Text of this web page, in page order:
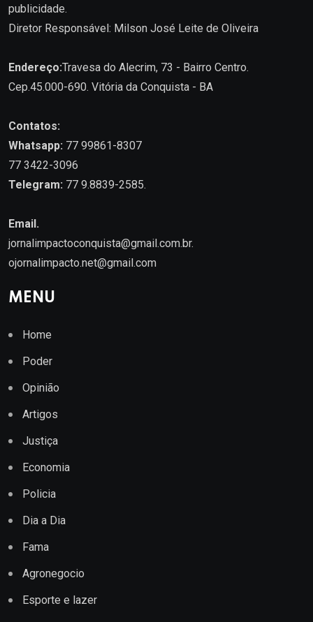
publicidade.
Diretor Responsável: Milson José Leite de Oliveira
Endereço:Travesa do Alecrim, 73 - Bairro Centro.
Cep.45.000-690. Vitória da Conquista - BA
Contatos:
Whatsapp: 77 99861-8307
77 3422-3096
Telegram: 77 9.8839-2585.
Email.
jornalimpactoconquista@gmail.com.br.
ojornalimpacto.net@gmail.com
MENU
Home
Poder
Opinião
Artigos
Justiça
Economia
Policia
Dia a Dia
Fama
Agronegocio
Esporte e lazer